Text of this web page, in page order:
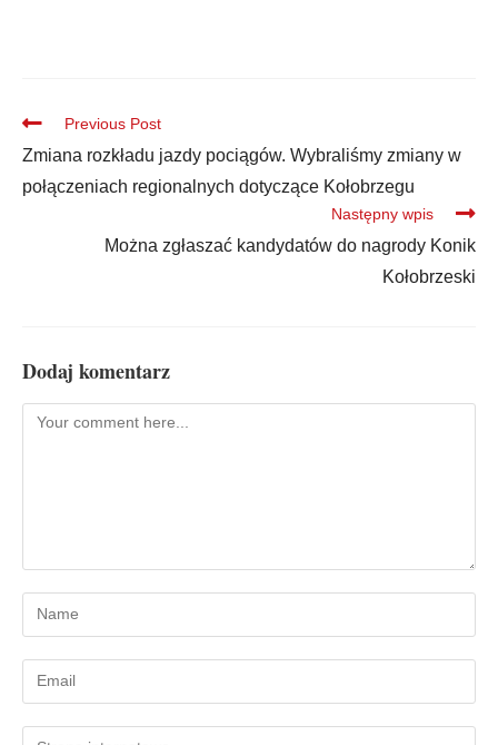
Previous Post
Zmiana rozkładu jazdy pociągów. Wybraliśmy zmiany w
połączeniach regionalnych dotyczące Kołobrzegu
Następny wpis
Można zgłaszać kandydatów do nagrody Konik
Kołobrzeski
Dodaj komentarz